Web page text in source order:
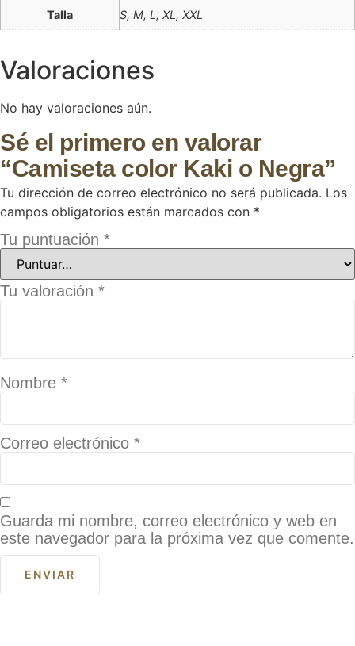
Talla S, M, L, XL, XXL
Valoraciones
No hay valoraciones aún.
Sé el primero en valorar
“Camiseta color Kaki o Negra”
Tu dirección de correo electrónico no será publicada. Los
campos obligatorios están marcados con *
Tu puntuación *
Tu valoración *
Nombre *
Correo electrónico *
Guarda mi nombre, correo electrónico y web en
este navegador para la próxima vez que comente.